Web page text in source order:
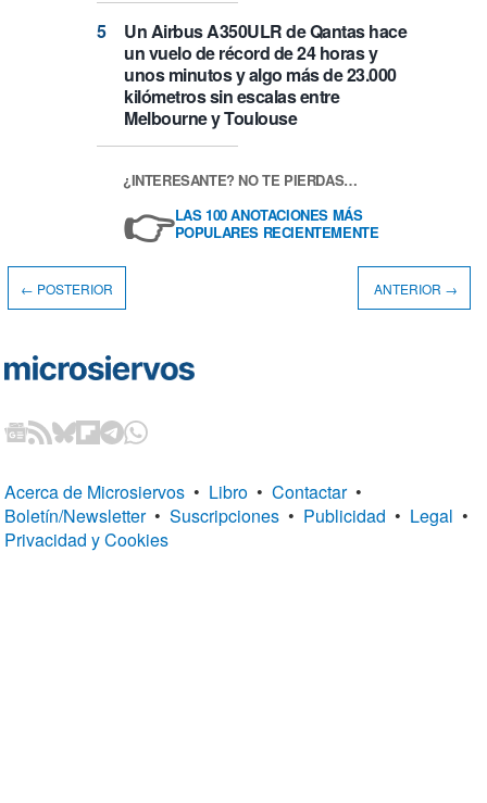
Un Airbus A350ULR de Qantas hace
un vuelo de récord de 24 horas y
unos minutos y algo más de 23.000
kilómetros sin escalas entre
Melbourne y Toulouse
¿INTERESANTE? NO TE PIERDAS…
👉LAS 100 ANOTACIONES MÁS
POPULARES RECIENTEMENTE
← POSTERIOR ANTERIOR →
Acerca de Microsiervos • Libro • Contactar •
Boletín/Newsletter • Suscripciones • Publicidad • Legal •
Privacidad y Cookies